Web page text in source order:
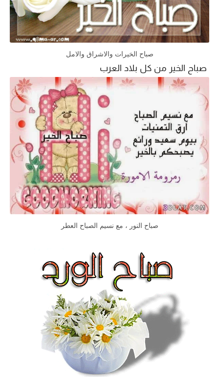
صباح الخيرات والاشراق والامل
صباح الخير من كل بلاد العرب
صباح النور ، مع نسيم الصباح العطر